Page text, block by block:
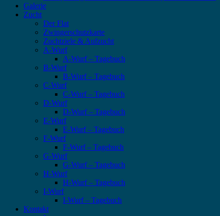
Galerie
Zucht
Der Flat
Zwingerschutzkarte
Zuchtziele & Aufzucht
A-Wurf
A-Wurf – Tagebuch
B-Wurf
B-Wurf – Tagebuch
C-Wurf
C-Wurf – Tagebuch
D-Wurf
D-Wurf – Tagebuch
E-Wurf
E-Wurf – Tagebuch
F-Wurf
F-Wurf – Tagebuch
G-Wurf
G-Wurf – Tagebuch
H-Wurf
H-Wurf – Tagebuch
I-Wurf
I-Wurf – Tagebuch
Kontakt